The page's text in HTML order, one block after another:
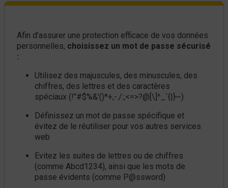
Afin d'assurer une protection efficace de vos données
personnelles, choisissez un mot de passe sécurisé
:
Utilisez des majuscules, des minuscules, des
chiffres, des lettres et des caractères
spéciaux (!"#$%&'()*+,-./:;<=>?@[\]^_`{|}~)
Définissez un mot de passe spécifique et
évitez de le réutiliser pour vos autres services
web
Evitez les suites de lettres ou de chiffres
(comme Abcd1234), ainsi que les mots de
passe évidents (comme P@ssword)